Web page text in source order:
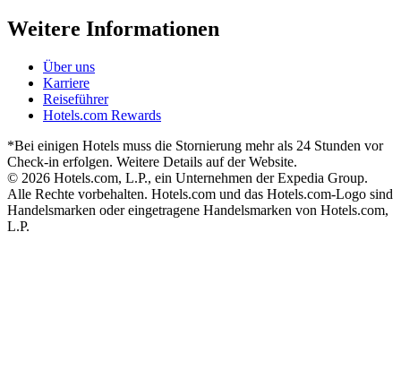
Weitere Informationen
Über uns
Karriere
Reiseführer
Hotels.com Rewards
*Bei einigen Hotels muss die Stornierung mehr als 24 Stunden vor
Check-in erfolgen. Weitere Details auf der Website.
© 2026 Hotels.com, L.P., ein Unternehmen der Expedia Group.
Alle Rechte vorbehalten. Hotels.com und das Hotels.com-Logo sind
Handelsmarken oder eingetragene Handelsmarken von Hotels.com,
L.P.